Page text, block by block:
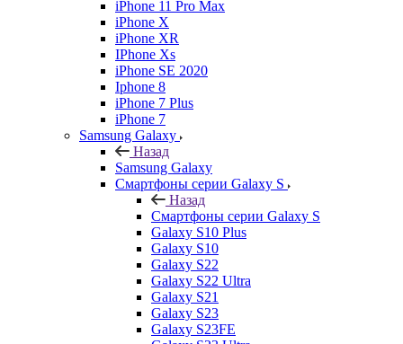
iPhone 11 Pro Max
iPhone X
iPhone XR
IPhone Xs
iPhone SE 2020
Iphone 8
iPhone 7 Plus
iPhone 7
Samsung Galaxy
Назад
Samsung Galaxy
Смартфоны серии Galaxy S
Назад
Смартфоны серии Galaxy S
Galaxy S10 Plus
Galaxy S10
Galaxy S22
Galaxy S22 Ultra
Galaxy S21
Galaxy S23
Galaxy S23FE